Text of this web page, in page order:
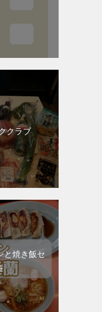
クラブ
と焼き飯セ